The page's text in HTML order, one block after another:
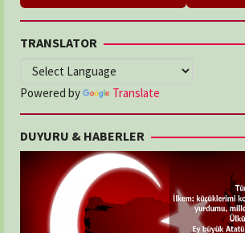
TRANSLATOR
Powered by Translate
DUYURU & HABERLER